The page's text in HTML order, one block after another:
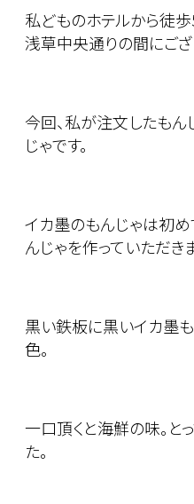
私どものホテルから徒
浅草中央通りの間にござ
今回、私が注文したも
じゃです。
イカ墨のもんじゃは初め
んじゃを作っていただき
黒い鉄板に黒いイカ墨
色。
一口頂くと海鮮の味。と
た。